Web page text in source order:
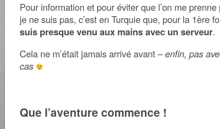
Pour information et pour éviter que l’on me prenne
je ne suis pas, c’est en Turquie que, pour la 1ère
suis presque venu aux mains avec un serveur.
Cela ne m’était jamais arrivé avant –enfin, pas
cas
Que l’aventure commence !